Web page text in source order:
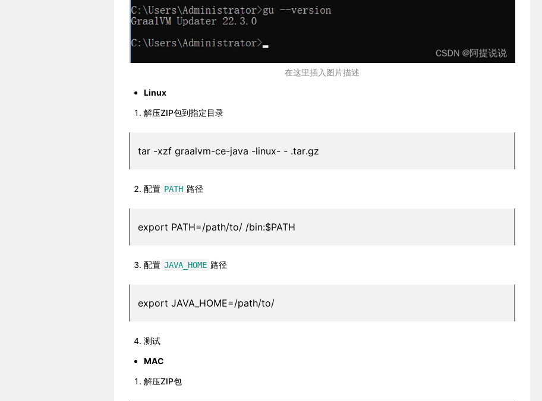
在这里插入图片描述
Linux
解压ZIP包到指定目录
tar -xzf graalvm-ce-java -linux- - .tar.gz
配置 PATH 路径
export PATH=/path/to//bin:$PATH
配置 JAVA_HOME 路径
export JAVA_HOME=/path/to/
测试
MAC
解压ZIP包